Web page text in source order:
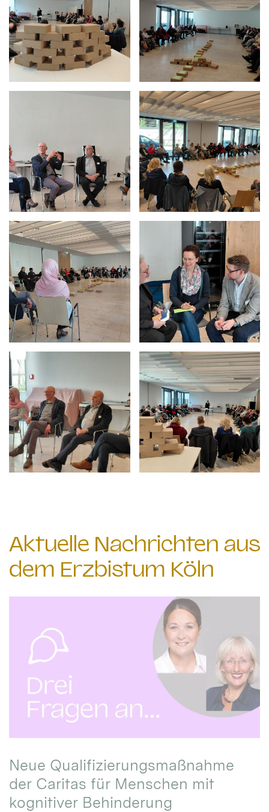
Aktuelle Nachrichten aus
dem Erzbistum Köln
Neue Qualifizierungsmaßnahme
der Caritas für Menschen mit
kognitiver Behinderung